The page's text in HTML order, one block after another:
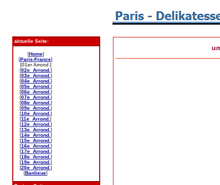
aktuelle Seite:
[Home]
[Paris-France]
[01er Arrond.]
[02e Arrond. ]
[03e Arrond. ]
[04e Arrond. ]
[05e Arrond. ]
[06e Arrond. ]
[07e Arrond. ]
[08e Arrond. ]
[09e Arrond. ]
[10e Arrond. ]
[11e Arrond. ]
[12e Arrond. ]
[13e Arrond. ]
[14e Arrond. ]
[15e Arrond. ]
[16e Arrond. ]
[17e Arrond. ]
[18e Arrond. ]
[19e Arrond. ]
[20e Arrond. ]
[Banlieue]